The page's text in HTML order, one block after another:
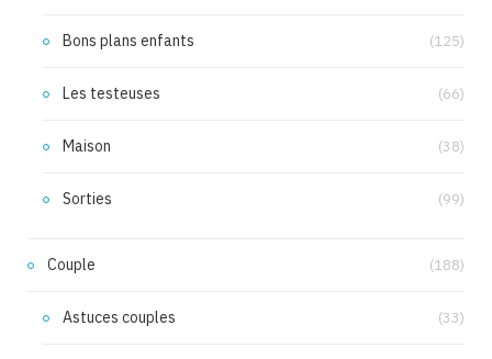
Bons plans enfants (125)
Les testeuses (66)
Maison (38)
Sorties (99)
Couple (188)
Astuces couples (33)